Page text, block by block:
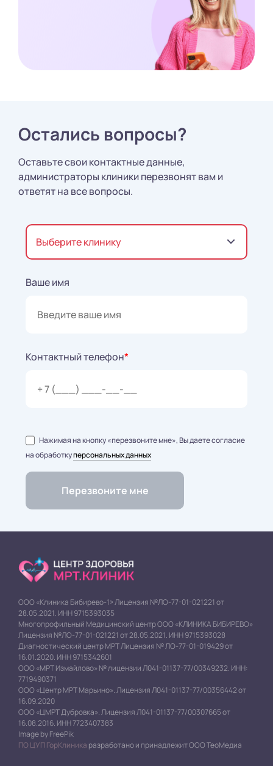
Остались вопросы?
Оставьте свои контактные данные,
администраторы клиники перезвонят вам и
ответят на все вопросы.
Выберите клинику
Ваше имя
Контактный телефон*
Нажимая на кнопку «перезвоните мне», Вы даете согласие
на обработкуперсональных данных
ООО «Клиника Бибирево-1» Лицензия №ЛО-77-01-021221 от
28.05.2021. ИНН 9715393035
Многопрофильный Медицинский центр ООО «КЛИНИКА БИБИРЕВО»
Лицензия №ЛО-77-01-021221 от 28.05.2021. ИНН 9715393028
Диагностический центр МРТ Лицензия № ЛО-77-01-019429 от
16.01.2020. ИНН 9715342601
ООО «МРТ Измайлово» № лицензии Л041-01137-77/00349232. ИНН:
7719490371
ООО «Центр МРТ Марьино». Лицензия Л041-01137-77/00356442 от
16.09.2020
ООО «ЦМРТ Дубровка». Лицензия Л041-01137-77/00307665 от
16.08.2016. ИНН 7723407383
Image by FreePik
ПО ЦУП ГорКлиника разработано и принадлежит ООО ТеоМедиа